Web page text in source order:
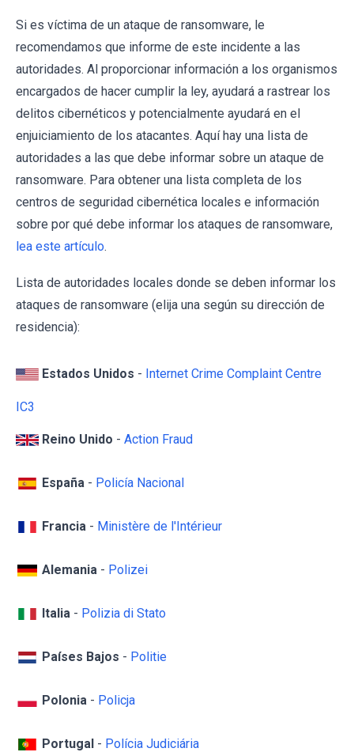
Si es víctima de un ataque de ransomware, le
recomendamos que informe de este incidente a las
autoridades. Al proporcionar información a los organismos
encargados de hacer cumplir la ley, ayudará a rastrear los
delitos cibernéticos y potencialmente ayudará en el
enjuiciamiento de los atacantes. Aquí hay una lista de
autoridades a las que debe informar sobre un ataque de
ransomware. Para obtener una lista completa de los
centros de seguridad cibernética locales e información
sobre por qué debe informar los ataques de ransomware,
lea este artículo.
Lista de autoridades locales donde se deben informar los
ataques de ransomware (elija una según su dirección de
residencia):
Estados Unidos - Internet Crime Complaint Centre
IC3
Reino Unido - Action Fraud
España - Policía Nacional
Francia - Ministère de l'Intérieur
Alemania - Polizei
Italia - Polizia di Stato
Países Bajos - Politie
Polonia - Policja
Portugal - Polícia Judiciária